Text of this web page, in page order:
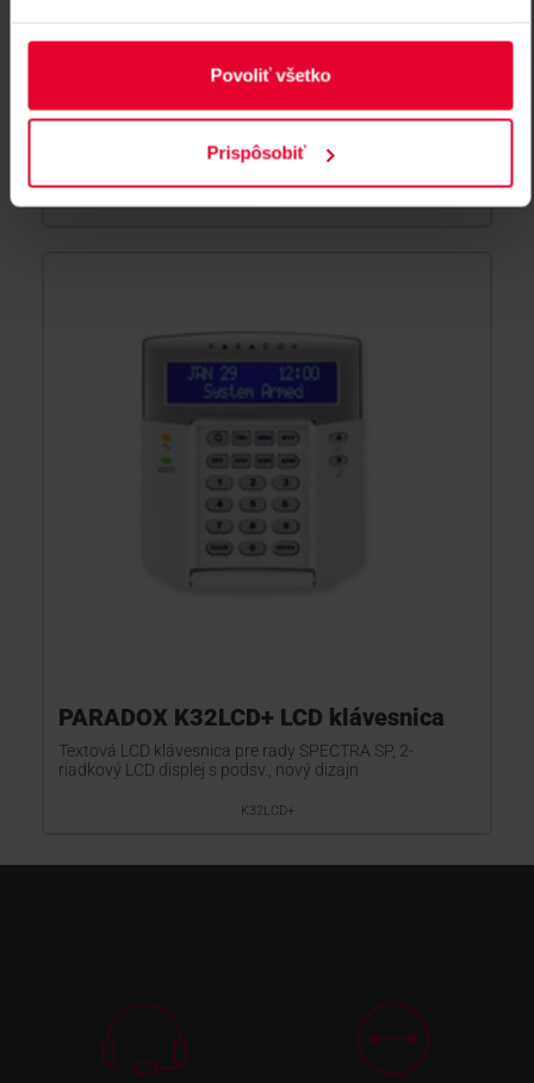
Povoliť všetko
Prispôsobiť
PARADOX K10 LED klávesnica
LED klávesnica pre radu SP / MG, zobrazenie prvých 10
zón, oddelená indikácia 2 podsystém.
K10
PARADOX K32LCD+ LCD klávesnica
Textová LCD klávesnica pre rady SPECTRA SP, 2-
riadkový LCD displej s podsv., nový dizajn
K32LCD+